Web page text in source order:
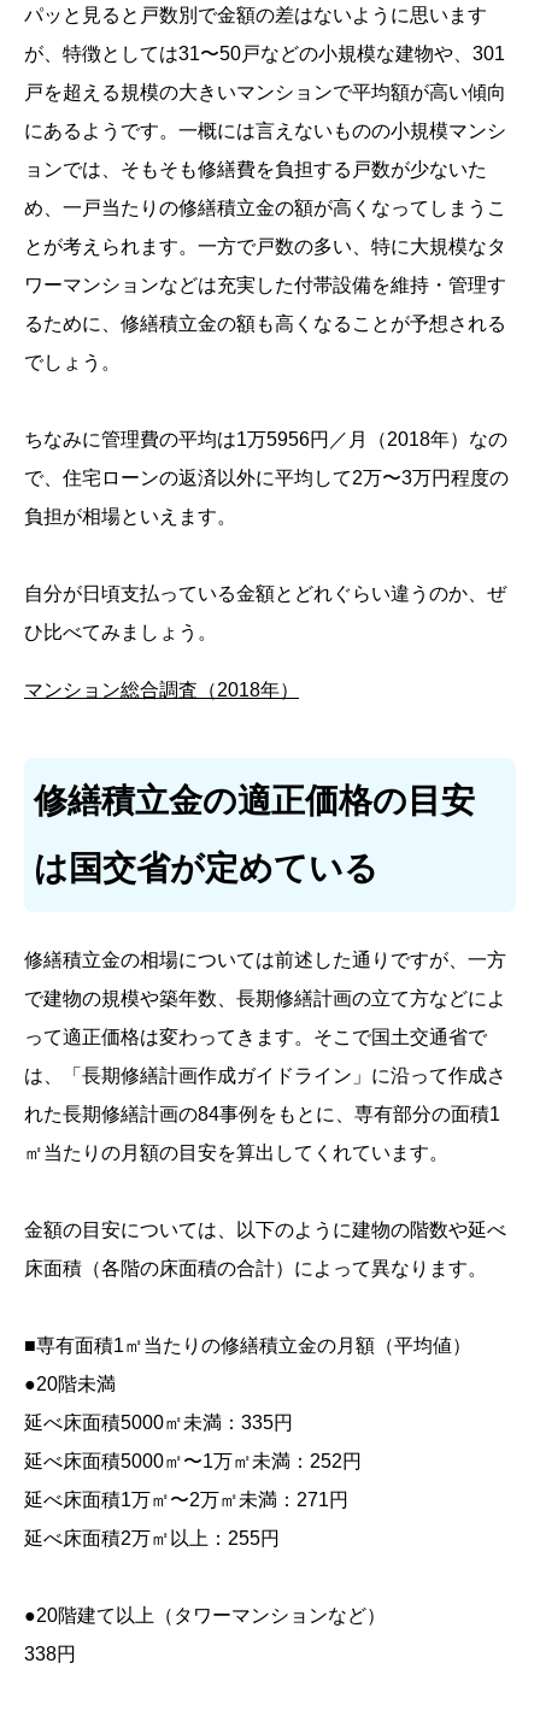
パッと見ると戸数別で金額の差はないように思います
が、特徴としては31〜50戸などの小規模な建物や、301
戸を超える規模の大きいマンションで平均額が高い傾向
にあるようです。一概には言えないものの小規模マンシ
ョンでは、そもそも修繕費を負担する戸数が少ないた
め、一戸当たりの修繕積立金の額が高くなってしまうこ
とが考えられます。一方で戸数の多い、特に大規模なタ
ワーマンションなどは充実した付帯設備を維持・管理す
るために、修繕積立金の額も高くなることが予想される
でしょう。
ちなみに管理費の平均は1万5956円／月（2018年）なの
で、住宅ローンの返済以外に平均して2万〜3万円程度の
負担が相場といえます。
自分が日頃支払っている金額とどれぐらい違うのか、ぜ
ひ比べてみましょう。
マンション総合調査（2018年）
修繕積立金の適正価格の目安
は国交省が定めている
修繕積立金の相場については前述した通りですが、一方
で建物の規模や築年数、長期修繕計画の立て方などによ
って適正価格は変わってきます。そこで国土交通省で
は、「長期修繕計画作成ガイドライン」に沿って作成さ
れた長期修繕計画の84事例をもとに、専有部分の面積1
㎡当たりの月額の目安を算出してくれています。
金額の目安については、以下のように建物の階数や延べ
床面積（各階の床面積の合計）によって異なります。
■専有面積1㎡当たりの修繕積立金の月額（平均値）
●20階未満
延べ床面積5000㎡未満：335円
延べ床面積5000㎡〜1万㎡未満：252円
延べ床面積1万㎡〜2万㎡未満：271円
延べ床面積2万㎡以上：255円
●20階建て以上（タワーマンションなど）
338円